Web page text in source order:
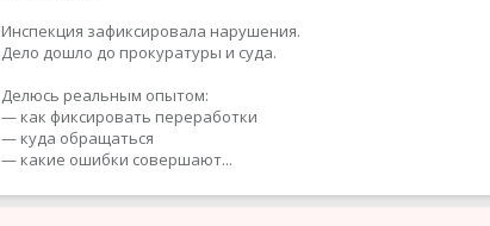
Инспекция зафиксировала нарушения.
Дело дошло до прокуратуры и суда.
Делюсь реальным опытом:
— как фиксировать переработки
— куда обращаться
— какие ошибки совершают...